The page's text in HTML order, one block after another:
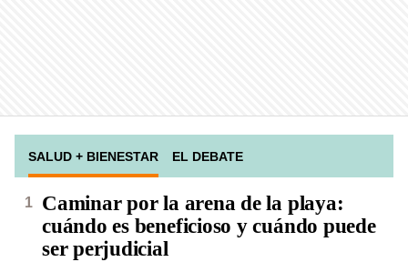
SALUD + BIENESTAR EL DEBATE
Caminar por la arena de la playa:
cuándo es beneficioso y cuándo puede
ser perjudicial